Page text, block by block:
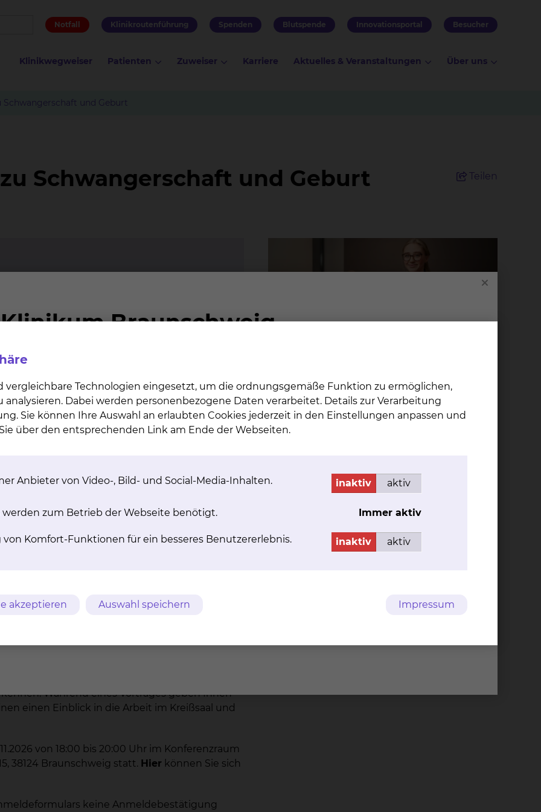
Notfall Klinikroutenführung Spenden Blutspende Innovationsportal Besucher
Klinikwegweiser Patienten Zuweiser Karriere Aktuelles & Veranstaltungen Über uns
Schwangerschaft und Geburt
Schwangerschaft und Geburt Teilen
Schwangere & werdende Eltern
rückt, desto mehr Fragen beschäftigen
Ihnen unsere Expertinnen aus verschiedenen
Braunschweig statt.
Während eines Vortrages geben Ihnen
einen Einblick in die Arbeit im Kreißsaal und
von 18:00 bis 20:00 Uhr im Konferenzraum
38124 Braunschweig statt. Hier können Sie sich
keine Anmeldebestätigung
vergleichbare Technologien eingesetzt, um die ordnungsgemäße Funktion zu ermöglichen,
Dabei werden personenbezogene Daten verarbeitet. Details zur Verarbeitung
Sie können Ihre Auswahl an erlaubten Cookies jederzeit in den Einstellungen anpassen und
über den entsprechenden Link am Ende der Webseiten.
Anbieter von Video-, Bild- und Social-Media-Inhalten. inaktiv aktiv
werden zum Betrieb der Webseite benötigt. Immer aktiv
Komfort-Funktionen für ein besseres Benutzererlebnis. inaktiv aktiv
akzeptieren Auswahl speichern Impressum